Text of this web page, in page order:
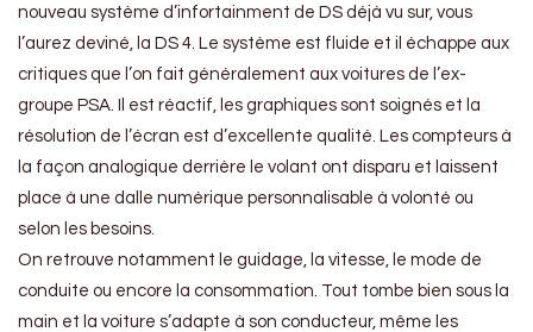
nouveau système d’infortainment de DS déjà vu sur, vous
l’aurez deviné, la DS 4. Le système est fluide et il échappe aux
critiques que l’on fait généralement aux voitures de l’ex-
groupe PSA. Il est réactif, les graphiques sont soignés et la
résolution de l’écran est d’excellente qualité. Les compteurs à
la façon analogique derrière le volant ont disparu et laissent
place à une dalle numérique personnalisable à volonté ou
selon les besoins.
On retrouve notamment le guidage, la vitesse, le mode de
conduite ou encore la consommation. Tout tombe bien sous la
main et la voiture s’adapte à son conducteur, même les